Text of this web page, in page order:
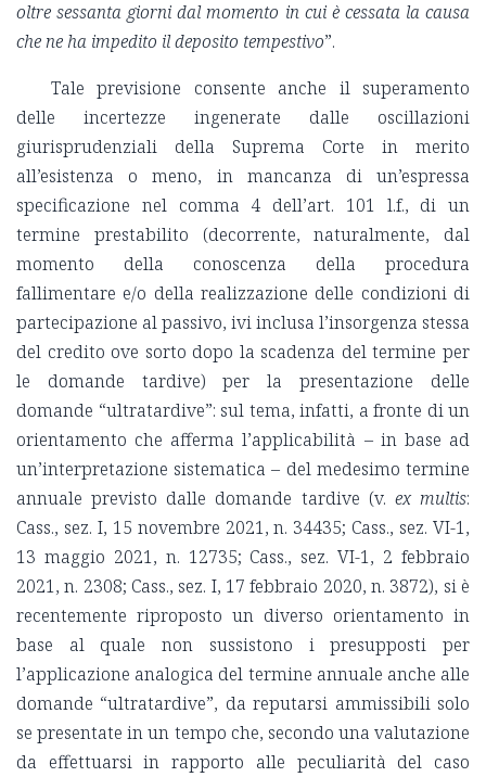
oltre sessanta giorni dal momento in cui è cessata la causa
che ne ha impedito il deposito tempestivo”.
Tale previsione consente anche il superamento
delle incertezze ingenerate dalle oscillazioni
giurisprudenziali della Suprema Corte in merito
all’esistenza o meno, in mancanza di un’espressa
specificazione nel comma 4 dell’art. 101 l.f., di un
termine prestabilito (decorrente, naturalmente, dal
momento della conoscenza della procedura
fallimentare e/o della realizzazione delle condizioni di
partecipazione al passivo, ivi inclusa l’insorgenza stessa
del credito ove sorto dopo la scadenza del termine per
le domande tardive) per la presentazione delle
domande “ultratardive”: sul tema, infatti, a fronte di un
orientamento che afferma l’applicabilità – in base ad
un’interpretazione sistematica – del medesimo termine
annuale previsto dalle domande tardive (v. ex multis:
Cass., sez. I, 15 novembre 2021, n. 34435; Cass., sez. VI-1,
13 maggio 2021, n. 12735; Cass., sez. VI-1, 2 febbraio
2021, n. 2308; Cass., sez. I, 17 febbraio 2020, n. 3872), si è
recentemente riproposto un diverso orientamento in
base al quale non sussistono i presupposti per
l’applicazione analogica del termine annuale anche alle
domande “ultratardive”, da reputarsi ammissibili solo
se presentate in un tempo che, secondo una valutazione
da effettuarsi in rapporto alle peculiarità del caso